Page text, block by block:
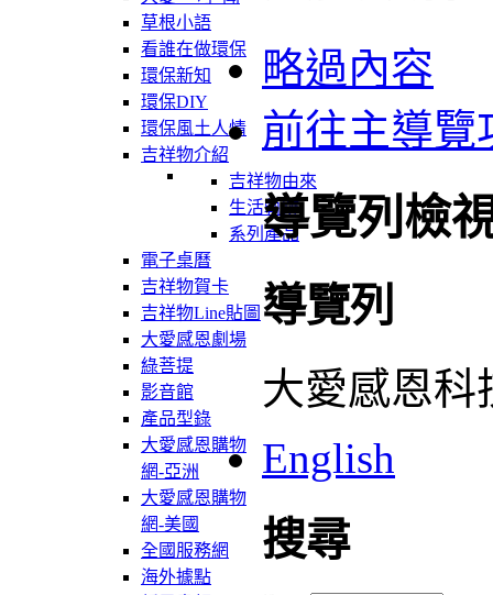
草根小語
看誰在做環保
環保新知
環保DIY
環保風土人情
吉祥物介紹
吉祥物由來
生活軌跡
系列產品
電子桌曆
吉祥物賀卡
吉祥物Line貼圖
大愛感恩劇場
綠菩提
影音館
產品型錄
大愛感恩購物
網-亞洲
大愛感恩購物
網-美國
全國服務網
海外據點
略過內容
前往主導覽
導覽列檢
導覽列
大愛感恩科
English
搜尋